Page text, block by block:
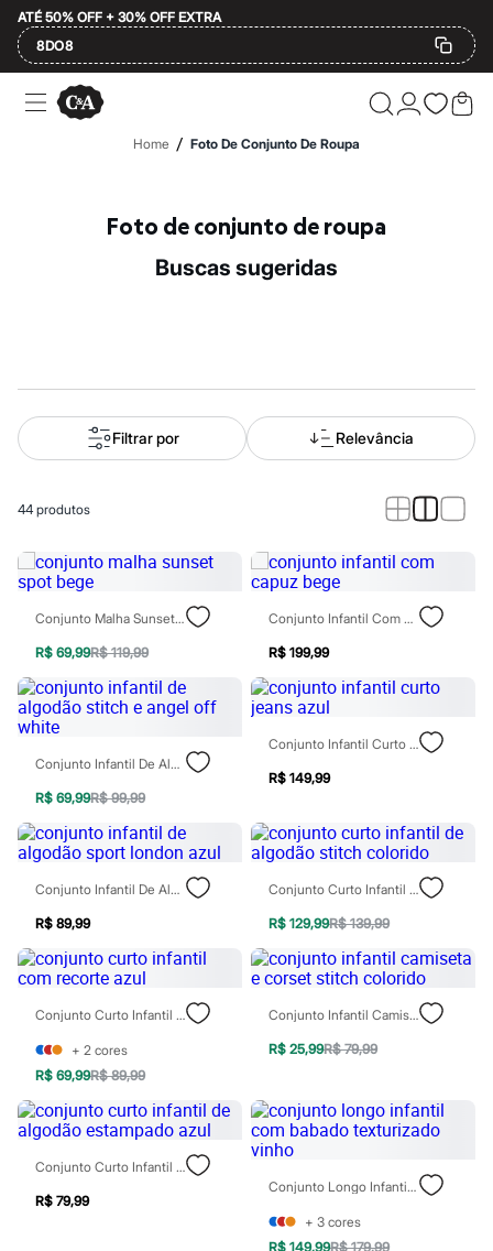
ATÉ 50% OFF + 30% OFF EXTRA
8DO8
Ofertas
Compre por Departamento
Alfaiataria
Novidades
Roupas
Blusas e Camisetas
Casacos e Jaquetas
Macacões
Saias
Shorts e Bermudas
Vestidos
Bolsas
Bonés e Chapéus
Bijoux
Cintos
Óculos
Relógios
Calçados
Botas
Rasteirinhas
Sandálias
Tênis
Marcas
City
Clock House
Mindset
Sawary
Yessica
Acessórios
Blusas
Leggings
Shorts e Bermudas
Moda íntima
Calcinhas
Cintas e Modeladores
Home / Foto De Conjunto De Roupa
Foto de conjunto de roupa
buscas sugeridas
Filtrar por Relevância
44 produtos
Conjunto Malha Sunset Spot Bege
R$ 69,99R$ 119,99
Conjunto Infantil Com Capuz Bege
R$ 199,99
Conjunto Infantil De Algodão Stitch E Angel Off White
R$ 69,99R$ 99,99
Conjunto Infantil Curto Jeans Azul
R$ 149,99
Conjunto Infantil De Algodão Sport London Azul
R$ 89,99
Conjunto Curto Infantil De Algodão Stitch Colorido
R$ 129,99R$ 139,99
Conjunto Curto Infantil Com Recorte Azul
+ 2 cores
R$ 69,99R$ 89,99
Conjunto Infantil Camiseta E Corset Stitch Colorido
R$ 25,99R$ 79,99
Conjunto Curto Infantil De Algodão Estampado Azul
R$ 79,99
Conjunto Longo Infantil Com Babado Texturizado Vinho
+ 3 cores
R$ 149,99R$ 179,99